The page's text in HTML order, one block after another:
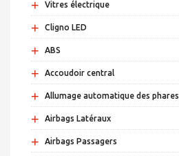
+ Vitres électrique
+ Cligno LED
+ ABS
+ Accoudoir central
+ Allumage automatique des phares
+ Airbags Latéraux
+ Airbags Passagers